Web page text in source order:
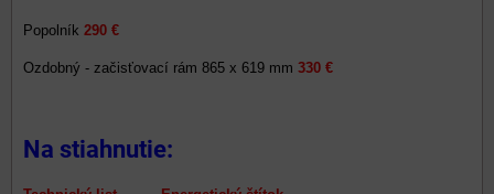
Popolník 290 €
Ozdobný - začisťovací rám 865 x 619 mm 330 €
Na stiahnutie: